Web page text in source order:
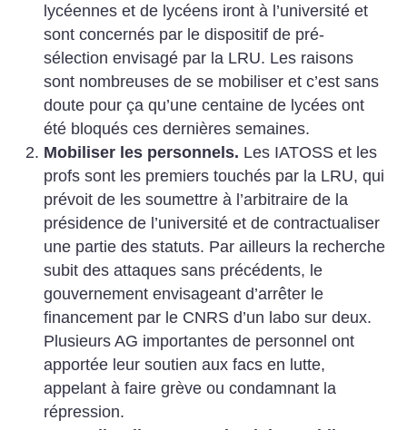
lycéennes et de lycéens iront à l’université et
sont concernés par le dispositif de pré-
sélection envisagé par la LRU. Les raisons
sont nombreuses de se mobiliser et c’est sans
doute pour ça qu’une centaine de lycées ont
été bloqués ces dernières semaines.
Mobiliser les personnels. Les IATOSS et les
profs sont les premiers touchés par la LRU, qui
prévoit de les soumettre à l’arbitraire de la
présidence de l’université et de contractualiser
une partie des statuts. Par ailleurs la recherche
subit des attaques sans précédents, le
gouvernement envisageant d’arrêter le
financement par le CNRS d’un labo sur deux.
Plusieurs AG importantes de personnel ont
apportée leur soutien aux facs en lutte,
appelant à faire grève ou condamnant la
répression.